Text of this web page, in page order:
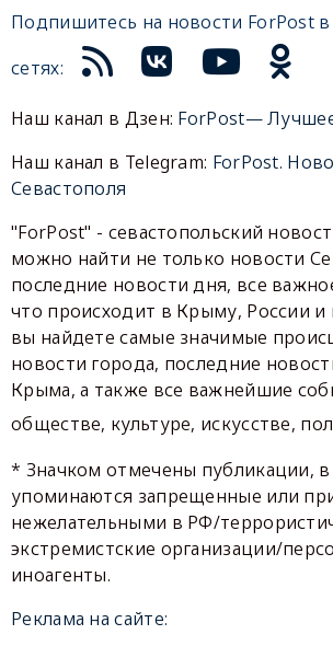
Подпишитесь на новости ForPost
сетях:
Наш канал в Дзен: ForPost—
Наш канал в Telegram: ForPost.
Севастополя
"ForPost" - севастопольский
можно найти не только новости
последние новости дня, все
что происходит в Крыму, России и
вы найдете самые значимые
новости города, последние
Крыма, а также все важнейшие
обществе, культуре, искусстве,
* Значком отмечены публикации,
упоминаются запрещенные или
нежелательными в РФ/
экстремистские организации/
иноагенты.
Реклама на сайте: